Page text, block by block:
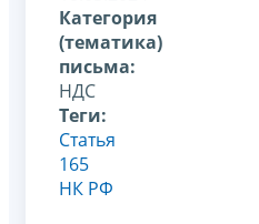
Категория
(тематика)
письма:
НДС
Теги:
Статья
165
НК РФ